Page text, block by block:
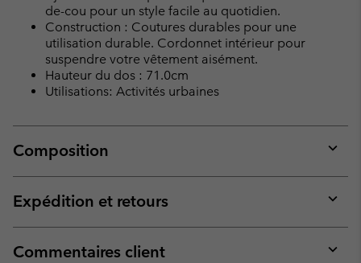
de-cou pour un style facile au quotidien.
Construction : Coutures durables pour une
utilisation durable. Cordonnet intérieur pour
suspendre votre vêtement aisément.
Hauteur du dos : 71.0cm
Utilisations: Activités urbaines
Composition
or
Expédition et retours
or
Commentaires client